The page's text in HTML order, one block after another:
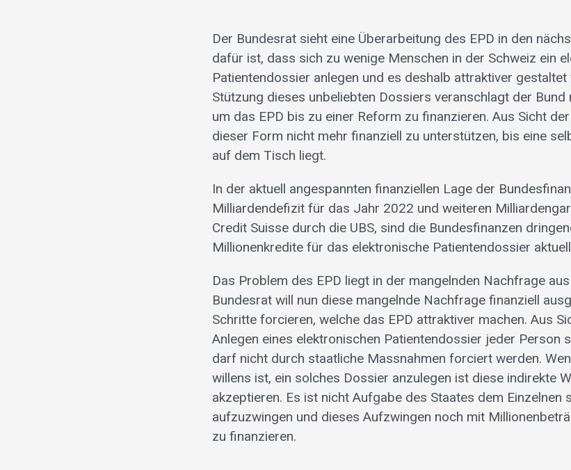
Der Bundesrat sieht eine Überarbeitung des EPD in den
dafür ist, dass sich zu wenige Menschen in der Schweiz ein
Patientendossier anlegen und es deshalb attraktiver
Stützung dieses unbeliebten Dossiers veranschlagt der Bund
um das EPD bis zu einer Reform zu finanzieren. Aus Sicht
dieser Form nicht mehr finanziell zu unterstützen, bis eine
auf dem Tisch liegt.
In der aktuell angespannten finanziellen Lage der
Milliardendefizit für das Jahr 2022 und weiteren
Credit Suisse durch die UBS, sind die Bundesfinanzen
Millionenkredite für das elektronische Patientendossier
Das Problem des EPD liegt in der mangelnden Nachfrage
Bundesrat will nun diese mangelnde Nachfrage finanziell
Schritte forcieren, welche das EPD attraktiver machen. Aus
Anlegen eines elektronischen Patientendossier jeder Person
darf nicht durch staatliche Massnahmen forciert werden.
willens ist, ein solches Dossier anzulegen ist diese indirekte
akzeptieren. Es ist nicht Aufgabe des Staates dem Einzelnen
aufzuzwingen und dieses Aufzwingen noch mit
zu finanzieren.